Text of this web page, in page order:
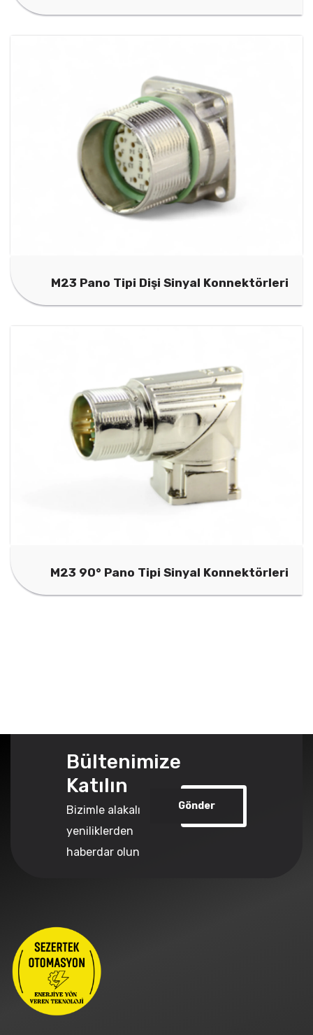
M23 Pano Tipi Dişi Sinyal Konnektörleri
M23 90° Pano Tipi Sinyal Konnektörleri
Bültenimize
Katılın
Bizimle alakalı
yeniliklerden
haberdar olun
Gönder